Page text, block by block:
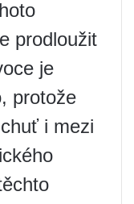
prodloužit
je
protože
i mezi